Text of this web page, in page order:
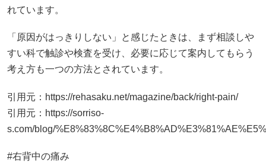
れています。
「原因がはっきりしない」と感じたときは、まず相談しや
すい科で触診や検査を受け、必要に応じて案内してもらう
考え方も一つの方法とされています。
引用元： https://rehasaku.net/magazine/back/right-pain/
引用元： https://sorriso-
s.com/blog/
#右背中の痛み